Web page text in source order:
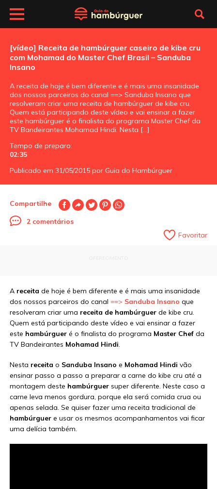
[vídeo] Receita de hambúrguer caseiro de kibe cru
com Mohamad do Master Chef Brasil – Sanduba
Insano
A receita de hoje é bem diferente e é mais uma insanidade
dos nossos parceiros do canal ==> Sanduba Insano que
resolveram criar uma receita de hambúrguer de kibe cru.
Quem está participando deste vídeo e vai ensinar a fazer
este hambúrguer é o finalista do programa Master Chef da
TV Bandeirantes Mohamad Hindi. Nesta […]
Tempo de preparo:
02:35
Publicado em 31/05/2015 por Guia do Hambúrguer
Compartilhe
2 comentários
Favoritar
A receita de hoje é bem diferente e é mais uma insanidade
dos nossos parceiros do canal ==> Sanduba Insano que
resolveram criar uma receita de hambúrguer de kibe cru.
Quem está participando deste vídeo e vai ensinar a fazer
este hambúrguer é o finalista do programa Master Chef da
TV Bandeirantes Mohamad Hindi.
Nesta receita o Sanduba Insano e Mohamad Hindi vão
ensinar passo a passo a preparar a carne do kibe cru até a
montagem deste hambúrguer super diferente. Neste caso a
carne leva menos gordura, porque ela será comida crua ou
apenas selada. Se quiser fazer uma receita tradicional de
hambúrguer e usar os mesmos acompanhamentos vai ficar
uma delícia também.